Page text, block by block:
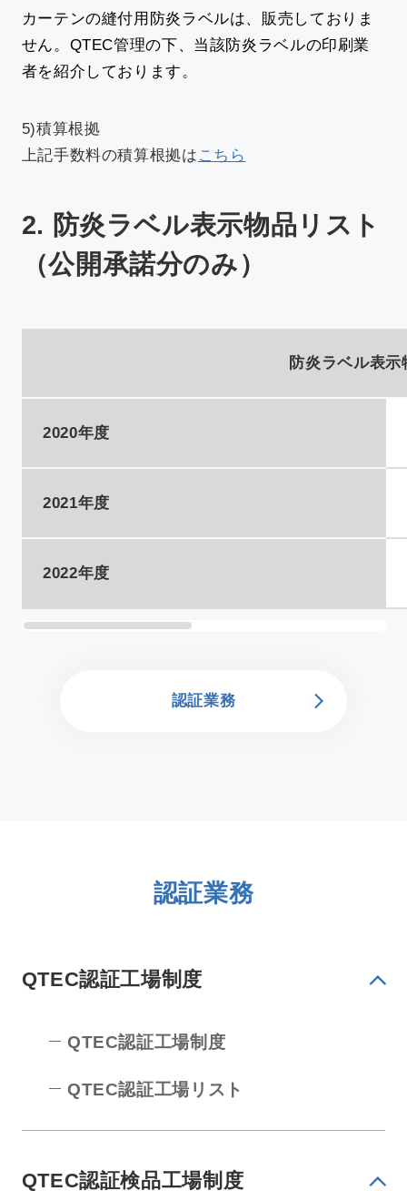
カーテンの縫付用防炎ラベルは、販売しておりま
せん。QTEC管理の下、当該防炎ラベルの印刷業
者を紹介しております。
5)積算根拠
上記手数料の積算根拠は こちら
2. 防炎ラベル表示物品リスト
（公開承諾分のみ）
防炎ラベル表示
2020年度
2021年度
2022年度
認証業務
認証業務
QTEC認証工場制度
QTEC認証工場制度
QTEC認証工場リスト
QTEC認証検品工場制度